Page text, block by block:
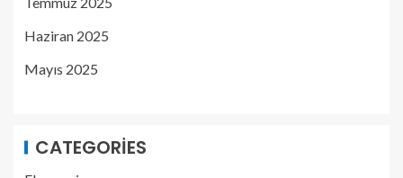
Haziran 2025
Mayıs 2025
CATEGORIES